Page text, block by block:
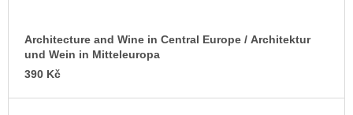
Architecture and Wine in Central Europe / Architektur
und Wein in Mitteleuropa
390 Kč